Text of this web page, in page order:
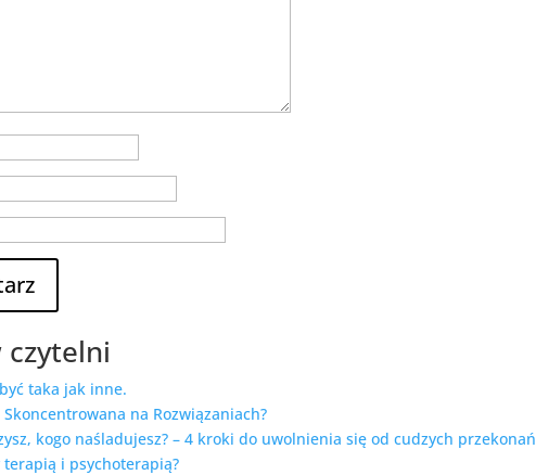
czytelni
taka jak inne.
na Rozwiązaniach?
kogo naśladujesz? – 4 kroki do uwolnienia się od cudzych przekonań
i psychoterapią?